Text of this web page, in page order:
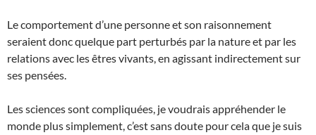
Le comportement d’une personne et son raisonnement
seraient donc quelque part perturbés par la nature et par les
relations avec les êtres vivants, en agissant indirectement sur
ses pensées.
Les sciences sont compliquées, je voudrais appréhender le
monde plus simplement, c’est sans doute pour cela que je suis